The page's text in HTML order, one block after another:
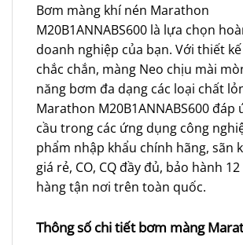
Bơm màng khí nén Marathon
M20B1ANNABS600 là lựa chọn
doanh nghiệp của bạn. Với thiết
chắc chắn, màng Neo chịu mài
năng bơm đa dạng các loại chất
Marathon M20B1ANNABS600 đáp
cầu trong các ứng dụng công
phẩm nhập khẩu chính hãng, sãn
giá rẻ, CO, CQ đầy đủ, bảo hành
hàng tận nơi trên toàn quốc.
Thông số chi tiết bơm màng